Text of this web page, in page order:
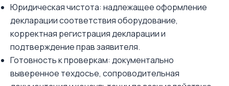
Юридическая чистота: надлежащее оформление
декларации соответствия оборудование,
корректная регистрация декларации и
подтверждение прав заявителя.
Готовность к проверкам: документально
выверенное техдосье, сопроводительная